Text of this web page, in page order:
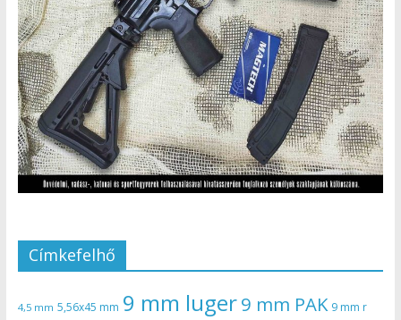
Címkefelhő
4,5 mm 5,56x45 mm 9 mm luger9 mm PAK 9 mm r